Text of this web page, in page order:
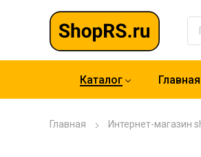
Каталог Главная
Главная Интернет-магазин